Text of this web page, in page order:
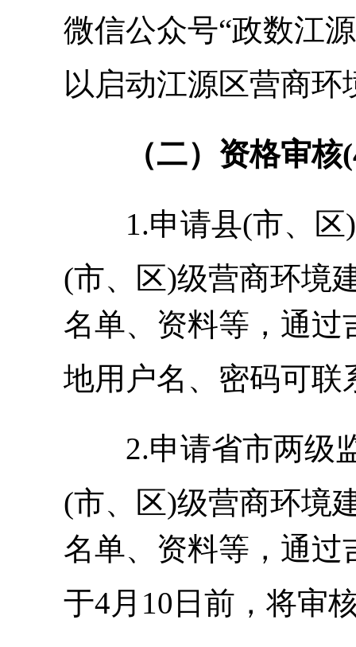
微信公众号“政数江
以 启动江源区营商环
（二） 资格审核
1.申请县(市、
(市、区)级营商环境
名单、资料等，通
地用户名、密码可联
2.申请省市两级
(市、区)级营商环境
名单、资料等，通
于4月10日前，将审